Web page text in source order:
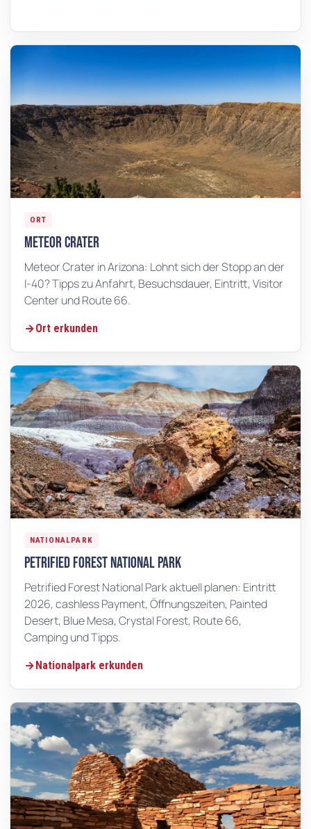
ORT
Meteor Crater
Meteor Crater in Arizona: Lohnt sich der Stopp an der
I-40? Tipps zu Anfahrt, Besuchsdauer, Eintritt, Visitor
Center und Route 66.
Ort erkunden
NATIONALPARK
Petrified Forest National Park
Petrified Forest National Park aktuell planen: Eintritt
2026, cashless Payment, Öffnungszeiten, Painted
Desert, Blue Mesa, Crystal Forest, Route 66,
Camping und Tipps.
Nationalpark erkunden